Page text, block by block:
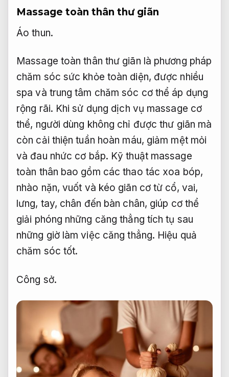
Massage toàn thân thư giãn
Áo thun.
Massage toàn thân thư giãn là phương pháp
chăm sóc sức khỏe toàn diện, được nhiều
spa và trung tâm chăm sóc cơ thể áp dụng
rộng rãi. Khi sử dụng dịch vụ massage cơ
thể, người dùng không chỉ được thư giãn mà
còn cải thiện tuần hoàn máu, giảm mệt mỏi
và đau nhức cơ bắp. Kỹ thuật massage
toàn thân bao gồm các thao tác xoa bóp,
nhào nặn, vuốt và kéo giãn cơ từ cổ, vai,
lưng, tay, chân đến bàn chân, giúp cơ thể
giải phóng những căng thẳng tích tụ sau
những giờ làm việc căng thẳng. Hiệu quả
chăm sóc tốt.
Công sở.